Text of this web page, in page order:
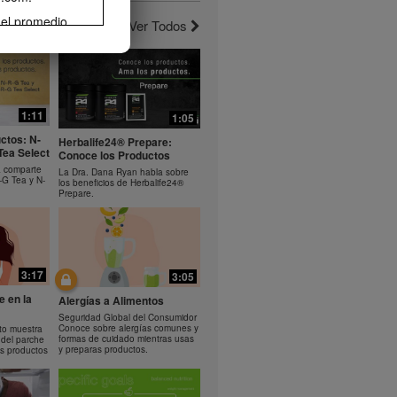
promedio
ejercicio
de
o
de
el control de
podrían
como
diario de
de
tu
otro
puede
el
los
1:19
Bioniq GO: Como usar el
producto
Aprende a usar Bioniq GO
Ver Todos
1:11
N-
Select
comparte
Tea y N-
1:05
Herbalife24® Prepare:
Conoce los Productos
La Dra. Dana Ryan habla sobre
los beneficios de Herbalife24®
Prepare.
3:17
en la
muestra
parche
productos
3:05
Alergías a Alimentos
Seguridad Global del Consumidor
Conoce sobre alergías comunes y
formas de cuidado mientras usas
y preparas productos.